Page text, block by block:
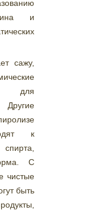
и
сажу,
для
к
С
чистые
быть